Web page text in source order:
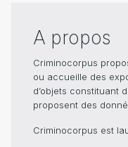
A propos
Criminocorpus
ou accueille des
d’objets constituant
proposent des
Criminocorpus est